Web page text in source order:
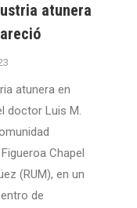
atunera
atunera en
doctor Luis M.
Chapel
(RUM), en un
de